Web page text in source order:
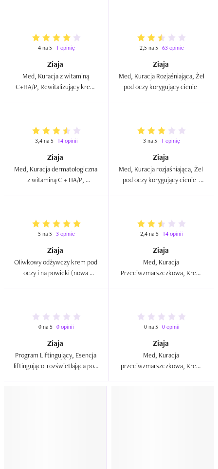
4 na 5 1 opinię
Ziaja
Med, Kuracja z witaminą
C+HA/P, Rewitalizujący krem
2,5 na 5 63 opinie
Ziaja
Med, Kuracja Rozjaśniająca, Żel
3,4 na 5 14 opinii
Ziaja
Med, Kuracja dermatologiczna
z witaminą C + HA/P,
3 na 5 1 opinię
Ziaja
Med, Kuracja rozjaśniająca, Żel
pod oczy korygujący cienie
5 na 5 3 opinie
Ziaja
Oliwkowy odżywczy krem pod
oczy i na powieki (nowa
2,4 na 5 14 opinii
Ziaja
Med, Kuracja
Przeciwzmarszczkowa, Krem
0 na 5 0 opinii
Ziaja
Program Liftingujący, Esencja
liftingująco-rozświetlająca pod
0 na 5 0 opinii
Ziaja
Med, Kuracja
przeciwzmarszczkowa, Krem